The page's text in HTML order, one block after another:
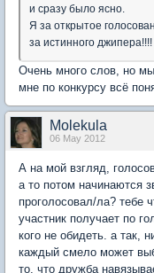
и сразу было ясно.
Я за открытое
за истинного джипера!!!!
Очень много слов, но
мне по конкурсу всё
Molekula
06 May 2012
А на мой взгляд,
а то потом начинаются
проголосовал/ла? тебе
участник получает по
кого не обидеть. а так,
каждый смело может
то, что дружба